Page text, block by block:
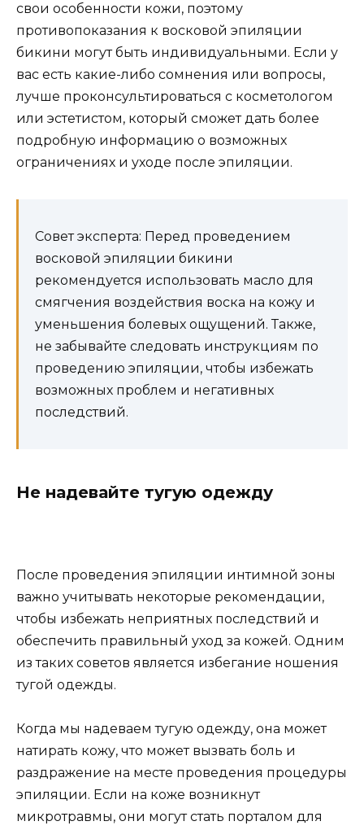
свои особенности кожи, поэтому
противопоказания к восковой эпиляции
бикини могут быть индивидуальными. Если у
вас есть какие-либо сомнения или вопросы,
лучше проконсультироваться с косметологом
или эстетистом, который сможет дать более
подробную информацию о возможных
ограничениях и уходе после эпиляции.
Совет эксперта: Перед проведением
восковой эпиляции бикини
рекомендуется использовать масло для
смягчения воздействия воска на кожу и
уменьшения болевых ощущений. Также,
не забывайте следовать инструкциям по
проведению эпиляции, чтобы избежать
возможных проблем и негативных
последствий.
Не надевайте тугую одежду
После проведения эпиляции интимной зоны
важно учитывать некоторые рекомендации,
чтобы избежать неприятных последствий и
обеспечить правильный уход за кожей. Одним
из таких советов является избегание ношения
тугой одежды.
Когда мы надеваем тугую одежду, она может
натирать кожу, что может вызвать боль и
раздражение на месте проведения процедуры
эпиляции. Если на коже возникнут
микротравмы, они могут стать порталом для